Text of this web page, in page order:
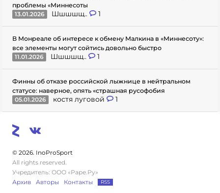
проблемы «Миннесоты
13.01.2026
Шшшшщ.. 1
В Монреале об интересе к обмену Малкина в «Миннесоту»:
все элементы могут сойтись довольно быстро
11.01.2026
Шшшшщ.. 1
Финны об отказе российской лыжнице в нейтральном
статусе: наверное, опять «страшная русофобия
05.01.2026
костя луговой 1
© 2026. InoProSport
All rights reserved.
Учредитель: ООО «Раре.Ру»
Архив
Авторы Контакты RSS